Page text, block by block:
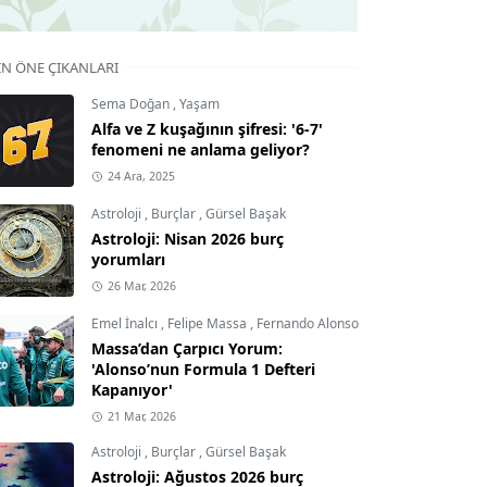
ÖNE ÇIKANLARI
Sema Doğan ,Yaşam
Alfa ve Z kuşağının şifresi: '6-7'
fenomeni ne anlama geliyor?
24 Ara, 2025
Astroloji , Burçlar ,Gürsel Başak
Astroloji: Nisan 2026 burç
yorumları
26 Mar, 2026
Emel İnalcı , Felipe Massa , Fernando Alonso
Massa’dan Çarpıcı Yorum:
'Alonso’nun Formula 1 Defteri
Kapanıyor'
21 Mar, 2026
Astroloji , Burçlar ,Gürsel Başak
Astroloji: Ağustos 2026 burç